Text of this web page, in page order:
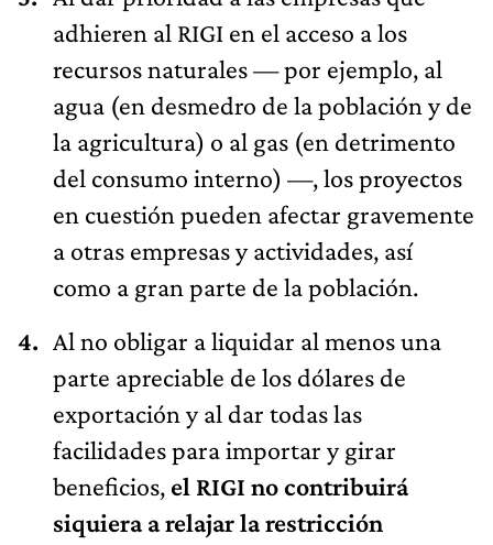
la agricultura) o al gas (en detrimento
del consumo interno) —, los proyectos
en cuestión pueden afectar gravemente
a otras empresas y actividades, así
como a gran parte de la población.
Al no obligar a liquidar al menos una
parte apreciable de los dólares de
exportación y al dar todas las
facilidades para importar y girar
beneficios, el RIGI no contribuirá
siquiera a relajar la restricción
externa.
No se abre la posibilidad de negociar
especiales condiciones de trabajo y